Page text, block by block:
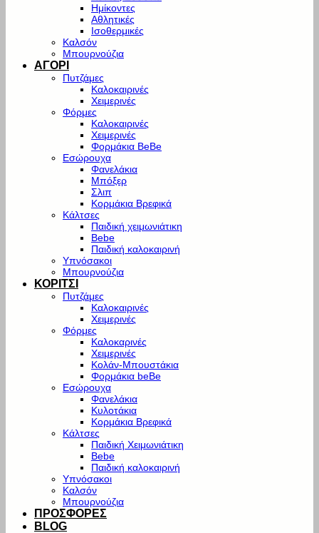
Ημίκοντες
Αθλητικές
Ισοθερμικές
Καλσόν
Μπουρνούζια
ΑΓΟΡΙ
Πυτζάμες
Καλοκαιρινές
Χειμερινές
Φόρμες
Καλοκαιρινές
Χειμερινές
Φορμάκια BeBe
Εσώρουχα
Φανελάκια
Μπόξερ
Σλιπ
Κορμάκια Βρεφικά
Κάλτσες
Παιδική χειμωνιάτικη
Bebe
Παιδική καλοκαιρινή
Υπνόσακοι
Μπουρνούζια
ΚΟΡΙΤΣΙ
Πυτζάμες
Καλοκαιρινές
Χειμερινές
Φόρμες
Καλοκαρινές
Χειμερινές
Κολάν-Μπουστάκια
Φορμάκια beBe
Εσώρουχα
Φανελάκια
Κυλοτάκια
Κορμάκια Βρεφικά
Κάλτσες
Παιδική Χειμωνιάτικη
Bebe
Παιδική καλοκαιρινή
Υπνόσακοι
Καλσόν
Μπουρνούζια
ΠΡΟΣΦΟΡΕΣ
BLOG